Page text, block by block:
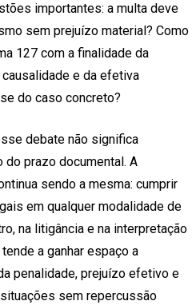
importantes: a multa deve
sem prejuízo material? Como
127 com a finalidade da
e da efetiva
do caso concreto?
debate não significa
prazo documental. A
sendo a mesma: cumprir
em qualquer modalidade de
na litigância e na interpretação
a ganhar espaço a
penalidade, prejuízo efetivo e
sem repercussão